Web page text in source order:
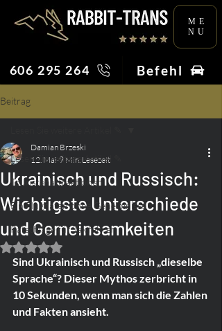
ME
NU
606 295 264 Befehl
Beitrag
Lesen Sie weitere Artikel ✎
Touristenattraktionen
Ein Flughafen ohne Geheimnisse
Ratschläge für Taxifahrer
Ukrainisch und Russisch:
Wichtigste Unterschiede
und Gemeinsamkeiten
Damian Brzeski
12. Mai 9 Min. Lesezeit
Mit NaN von 5 Sternen bewertet.
Sind Ukrainisch und Russisch „dieselbe
Sprache“? Dieser Mythos zerbricht in
10 Sekunden, wenn man sich die Zahlen
und Fakten ansieht.